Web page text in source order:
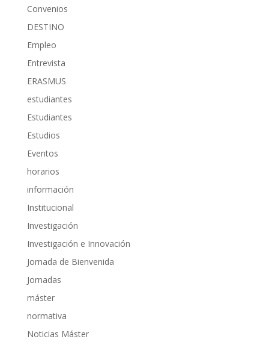
Convenios
DESTINO
Empleo
Entrevista
ERASMUS
estudiantes
Estudiantes
Estudios
Eventos
horarios
información
Institucional
Investigación
Investigación e Innovación
Jornada de Bienvenida
Jornadas
máster
normativa
Noticias Máster